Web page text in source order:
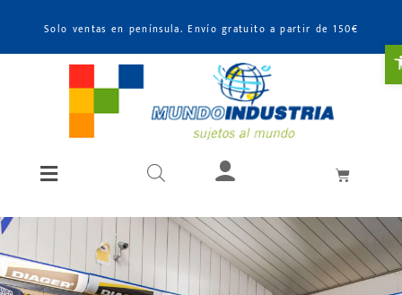
Solo ventas en península. Envío gratuito a partir de 150€